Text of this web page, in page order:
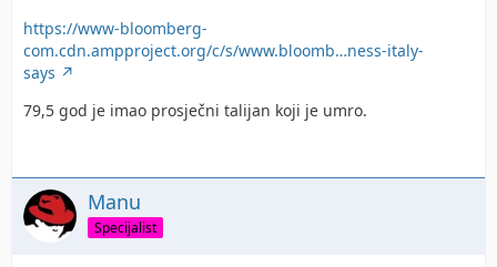
https://www-bloomberg-
com.cdn.ampproject.org/c/s/www.bloomb…ness-italy-
says
79,5 god je imao prosječni talijan koji je umro.
Manu
Specijalist